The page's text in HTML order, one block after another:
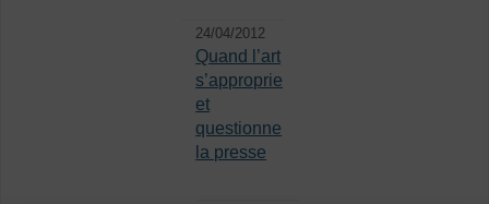
24/04/2012
Quand l’art
s’approprie
et
questionne
la presse